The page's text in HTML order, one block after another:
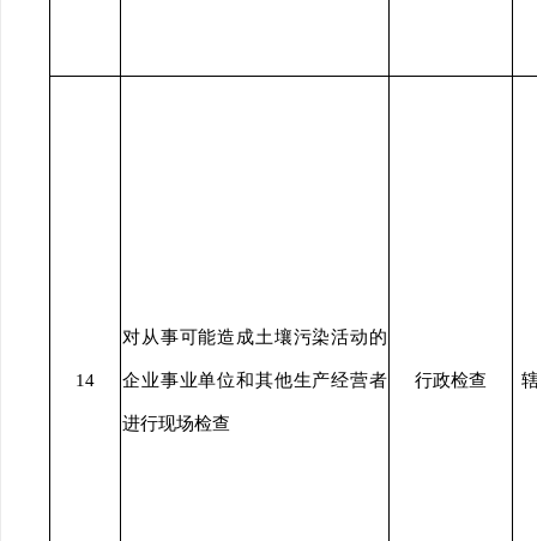
14
对从事可能造成土壤污染活动的
企业事业单位和其他生产经营者
进行现场检查
行政检查